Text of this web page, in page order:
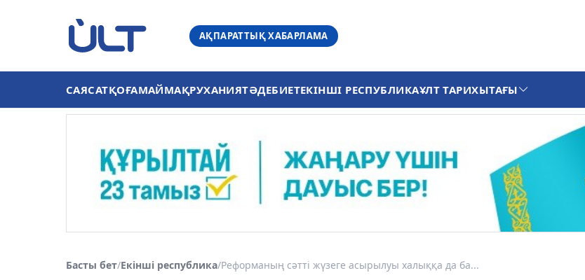
АҚПАРАТТЫҚ ХАБАРЛАМА
САЯСАТҚОҒАМАЙМАҚРУХАНИЯТӘДЕБИЕТЕКІНШІ РЕСПУБЛИКАҰЛТ ТАРИХЫТАҒЫ
Басты бет/Екінші республика/Реформаның сәтті жүзеге асырылуы халыққа да ба...